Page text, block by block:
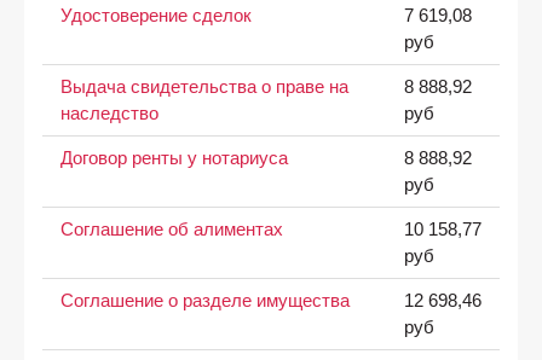
Удостоверение сделок
7 619,08
руб
Выдача свидетельства о праве на
наследство
8 888,92
руб
Договор ренты у нотариуса
8 888,92
руб
Соглашение об алиментах
10 158,77
руб
Соглашение о разделе имущества
12 698,46
руб